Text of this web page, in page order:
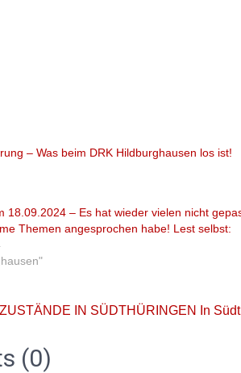
– Was beim DRK Hildburghausen los ist!
18.09.2024 – Es hat wieder vielen nicht
Themen angesprochen habe! Lest selbst:
IN SÜDTHÜRINGEN In
(0)